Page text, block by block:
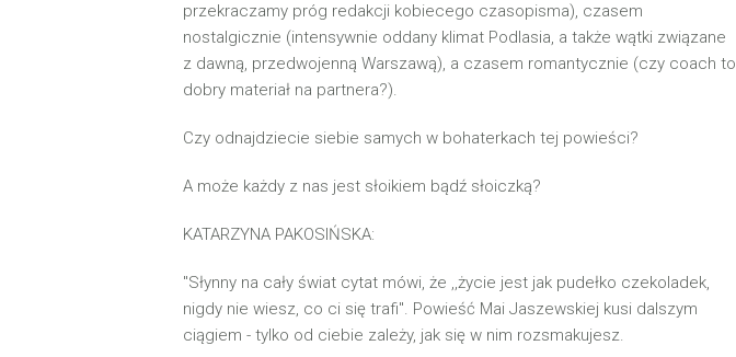
przekraczamy próg redakcji kobiecego czasopisma), czasem
nostalgicznie (intensywnie oddany klimat Podlasia, a także wątki związane
z dawną, przedwojenną Warszawą), a czasem romantycznie (czy coach to
dobry materiał na partnera?).
Czy odnajdziecie siebie samych w bohaterkach tej powieści?
A może każdy z nas jest słoikiem bądź słoiczką?
KATARZYNA PAKOSIŃSKA:
"Słynny na cały świat cytat mówi, że ,,życie jest jak pudełko czekoladek,
nigdy nie wiesz, co ci się trafi". Powieść Mai Jaszewskiej kusi dalszym
ciągiem - tylko od ciebie zależy, jak się w nim rozsmakujesz.